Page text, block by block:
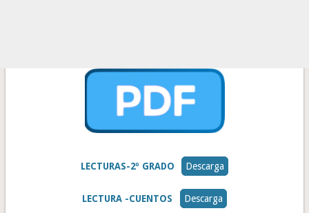
LECTURAS-2º GRADO Descarga
LECTURA -CUENTOS Descarga